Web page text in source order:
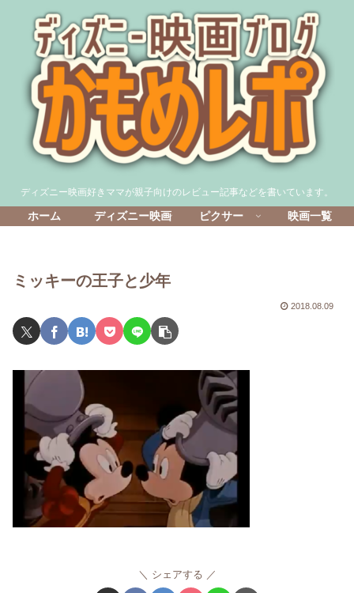
ディズニー映画好きママが親子向けのレビュー記事などを書いています。
ホーム ディズニー映画 ピクサー 映画一覧
ミッキーの王子と少年
2018.08.09
シェアする